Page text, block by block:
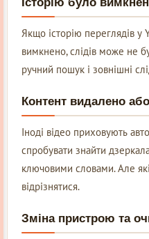
Історію було
Якщо історію переглядів у
вимкнено, слідів може не
ручний пошук і зовнішні
Контент видалено
Іноді відео приховують
спробувати знайти
ключовими словами. Але
відрізнятися.
Зміна пристрою та